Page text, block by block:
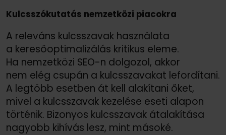
Kulcsszókutatás nemzetközi piacokra
A releváns kulcsszavak használata
a keresőoptimalizálás kritikus eleme.
Ha nemzetközi SEO-n dolgozol, akkor
nem elég csupán a kulcsszavakat lefordítani.
A legtöbb esetben át kell alakítani őket,
mivel a kulcsszavak kezelése eseti alapon
történik. Bizonyos kulcsszavak átalakítása
nagyobb kihívás lesz, mint másoké.